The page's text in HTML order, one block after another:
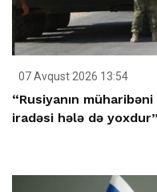
07 Avqust 2026 13:54
“Rusiyanın
iradəsi hələ də yoxdur”